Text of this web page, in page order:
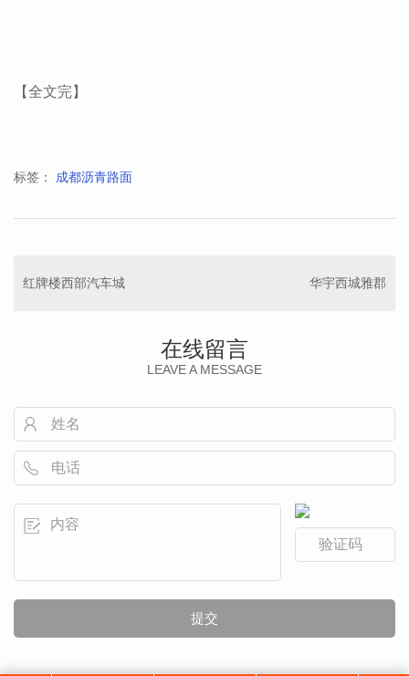
【全文完】
标签： 成都沥青路面
红牌楼西部汽车城 华宇西城雅郡
在线留言
LEAVE A MESSAGE